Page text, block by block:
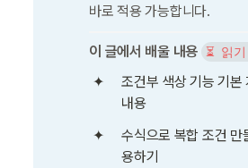
바로 적용 가능합니다.
이 글에서 배울 내용 ⏳ 읽
조건부 색상 기능 기본
내용
수식으로 복합 조건 만
용하기